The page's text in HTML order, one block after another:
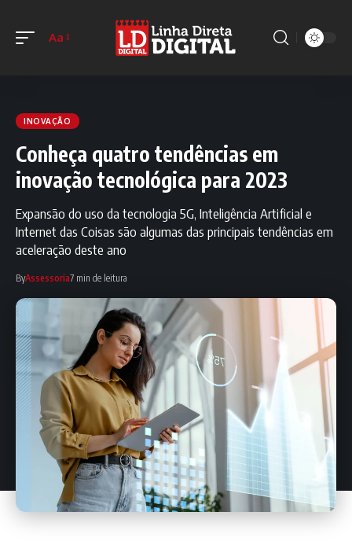
Aa
INOVAÇÃO
Conheça quatro tendências em
inovação tecnológica para 2023
Expansão do uso da tecnologia 5G, Inteligência Artificial e
Internet das Coisas são algumas das principais tendências em
aceleração deste ano
ByAssessoria7 min de leitura